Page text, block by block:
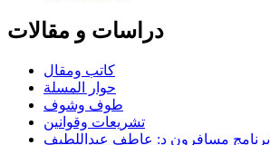
دراسات و مقالات
كاتب ومقال
حوار المسلة
طوف وشوف
تشريعات وقوانين
برنامج مسافرون د: عاطف عبداللطيف